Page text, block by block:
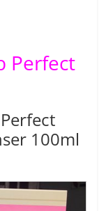
Perfect
100ml